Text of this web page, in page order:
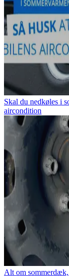
Skal du nedkøles i
aircondition
Alt om